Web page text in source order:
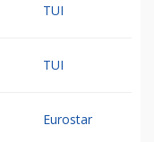
TUI
TUI
Eurostar